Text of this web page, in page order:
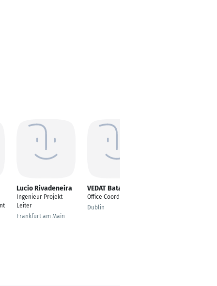
Lucio Rivadeneira
Ingenieur Projekt
Leiter
Frankfurt am Main
VEDAT Batatina
Office Coordinator
Dublin